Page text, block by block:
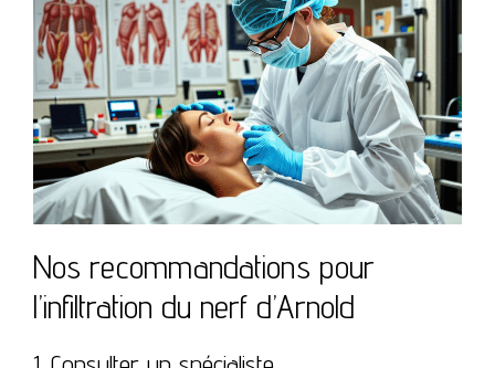
Nos recommandations pour
l’infiltration du nerf d’Arnold